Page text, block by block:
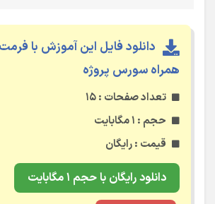
همراه سورس پروژه
تعداد صفحات : ۱۵
حجم : ۱ مگابایت
قیمت : رایگان
دانلود رایگان با حجم ۱ مگابایت